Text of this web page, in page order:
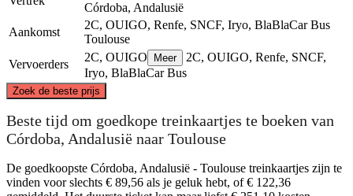
Córdoba, Andalusië
Aankomst
2C, OUIGO, Renfe, SNCF, Iryo, BlaBlaCar Bus
Toulouse
Vervoerders
2C, OUIGO Meer
2C, OUIGO, Renfe, SNCF,
Iryo, BlaBlaCar Bus
Zoek de beste prijs
©
Beste tijd om goedkope treinkaartjes te boeken van
Córdoba, Andalusië naar Toulouse
De goedkoopste Córdoba, Andalusië - Toulouse treinkaartjes zijn te
vinden voor slechts € 89,56 als je geluk hebt, of € 122,36